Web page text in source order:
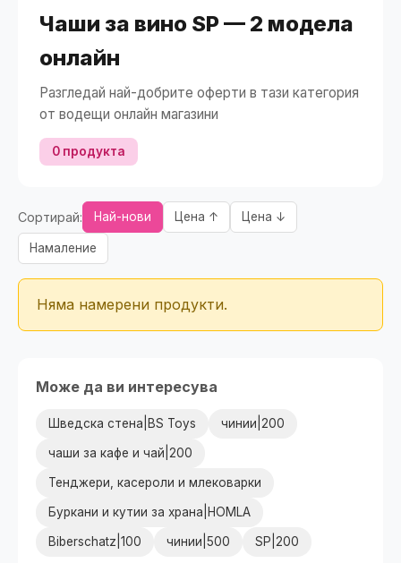
Чаши за вино SP — 2 модела
онлайн
Разгледай най-добрите оферти в тази категория
от водещи онлайн магазини
0 продукта
Сортирай: Най-нови Цена ↑ Цена ↓
Намаление
Няма намерени продукти.
Може да ви интересува
Шведска стена|BS Toys чинии|200
чаши за кафе и чай|200
Тенджери, касероли и млековарки
Буркани и кутии за храна|HOMLA
Biberschatz|100 чинии|500 SP|200